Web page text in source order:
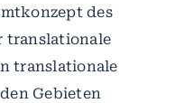
des
translationale
translationale
Gebieten